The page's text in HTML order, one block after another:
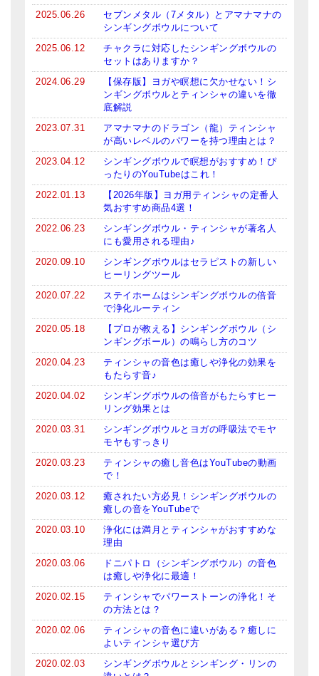
About Us
メールお便り登録
LINEお友だち登録
ブログ
特商法の表記
2025.06.26
セブンメタル（7メタル）とアマナマナの
シンギングボウルについて
2025.06.12
チャクラに対応したシンギングボウルの
セットはありますか？
2024.06.29
【保存版】ヨガや瞑想に欠かせない！シ
ンギングボウルとティンシャの違いを徹
底解説
2023.07.31
アマナマナのドラゴン（龍）ティンシャ
が高いレベルのパワーを持つ理由とは？
2023.04.12
シンギングボウルで瞑想がおすすめ！ぴ
ったりのYouTubeはこれ！
2022.01.13
【2026年版】ヨガ用ティンシャの定番人
気おすすめ商品4選！
2022.06.23
シンギングボウル・ティンシャが著名人
にも愛用される理由♪
2020.09.10
シンギングボウルはセラピストの新しい
ヒーリングツール
2020.07.22
ステイホームはシンギングボウルの倍音
で浄化ルーティン
2020.05.18
【プロが教える】シンギングボウル（シ
ンギングボール）の鳴らし方のコツ
2020.04.23
ティンシャの音色は癒しや浄化の効果を
もたらす音♪
2020.04.02
シンギングボウルの倍音がもたらすヒー
リング効果とは
2020.03.31
シンギングボウルとヨガの呼吸法でモヤ
モヤもすっきり
2020.03.23
ティンシャの癒し音色はYouTubeの動画
で！
2020.03.12
癒されたい方必見！シンギングボウルの
癒しの音をYouTubeで
2020.03.10
浄化には満月とティンシャがおすすめな
理由
2020.03.06
ドニパトロ（シンギングボウル）の音色
は癒しや浄化に最適！
2020.02.15
ティンシャでパワーストーンの浄化！そ
の方法とは？
2020.02.06
ティンシャの音色に違いがある？癒しに
よいティンシャ選び方
2020.02.03
シンギングボウルとシンギング・リンの